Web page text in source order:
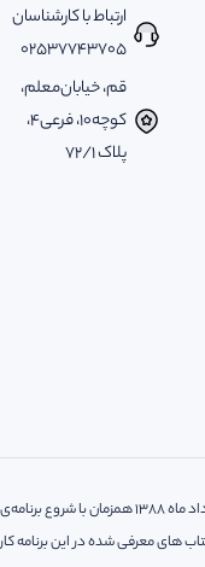
ارتباط با کارشناسان
02537743705
قم، خیابان‌معلم،
کوچه‌10، فرعی‌4،
پلاک ‌72/1
فروشگاه اینترنتی کتاب و محصولات فرهنگی سمت خدا از خرداد ماه 1388 همزمان با شروع برنامه‌ی
های معرفی شده در این برنامه کار